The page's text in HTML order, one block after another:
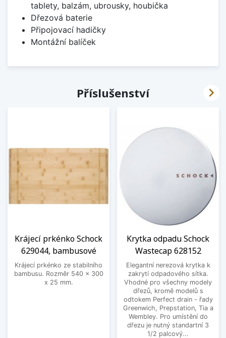
tablety, balzám, ubrousky, houbička
Dřezová baterie
Připojovací hadičky
Montážní balíček
Příslušenství
Krájecí prkénko Schock
629044, bambusové
Krájecí prkénko ze stabilního
bambusu. Rozměr 540 x 300
x 25 mm.
Krytka odpadu Schock
Wastecap 628152
Elegantní nerezová krytka k
zakrytí odpadového sítka.
Vhodné pro všechny modely
dřezů, kromě modelů s
odtokem Perfect drain - řady
Greenwich, Prepstation, Tia a
Wembley. Pro umístění do
dřezu je nutný standartní 3
1/2 palcový...
